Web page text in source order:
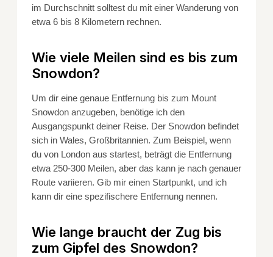
im Durchschnitt solltest du mit einer Wanderung von
etwa 6 bis 8 Kilometern rechnen.
Wie viele Meilen sind es bis zum
Snowdon?
Um dir eine genaue Entfernung bis zum Mount
Snowdon anzugeben, benötige ich den
Ausgangspunkt deiner Reise. Der Snowdon befindet
sich in Wales, Großbritannien. Zum Beispiel, wenn
du von London aus startest, beträgt die Entfernung
etwa 250-300 Meilen, aber das kann je nach genauer
Route variieren. Gib mir einen Startpunkt, und ich
kann dir eine spezifischere Entfernung nennen.
Wie lange braucht der Zug bis
zum Gipfel des Snowdon?